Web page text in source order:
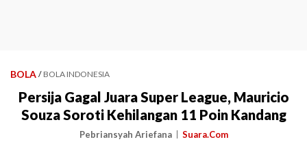
BOLA / BOLA INDONESIA
Persija Gagal Juara Super League, Mauricio
Souza Soroti Kehilangan 11 Poin Kandang
Pebriansyah Ariefana Suara.Com